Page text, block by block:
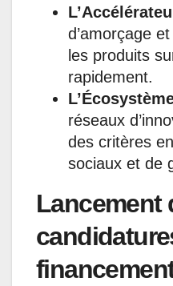
d’amorçage
les produits
rapidement.
réseaux
des critères
sociaux et de
Lancement